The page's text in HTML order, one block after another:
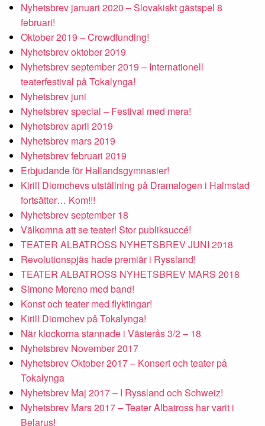
Nyhetsbrev januari 2020 – Slovakiskt gästspel 8
februari!
Oktober 2019 – Crowdfunding!
Nyhetsbrev oktober 2019
Nyhetsbrev september 2019 – Internationell
teaterfestival på Tokalynga!
Nyhetsbrev juni
Nyhetsbrev special – Festival med mera!
Nyhetsbrev april 2019
Nyhetsbrev mars 2019
Nyhetsbrev februari 2019
Erbjudande för Hallandsgymnasier!
Kirill Diomchevs utställning på Dramalogen i Halmstad
fortsätter… Kom!!!
Nyhetsbrev september 18
Välkomna att se teater! Stor publiksuccé!
TEATER ALBATROSS NYHETSBREV JUNI 2018
Revolutionspjäs hade premiär i Ryssland!
TEATER ALBATROSS NYHETSBREV MARS 2018
Simone Moreno med band!
Konst och teater med flyktingar!
Kirill Diomchev på Tokalynga!
När klockorna stannade i Västerås 3/2 – 18
Nyhetsbrev November 2017
Nyhetsbrev Oktober 2017 – Konsert och teater på
Tokalynga
Nyhetsbrev Maj 2017 – I Ryssland och Schweiz!
Nyhetsbrev Mars 2017 – Teater Albatross har varit i
Belarus!